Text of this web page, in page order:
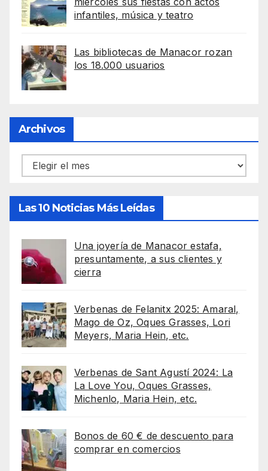
infantiles, música y teatro
Las bibliotecas de Manacor rozan
los 18.000 usuarios
Archivos
Archivos
Las 10 Noticias Más Leídas
Una joyería de Manacor estafa,
presuntamente, a sus clientes y
cierra
Verbenas de Felanitx 2025: Amaral,
Mago de Oz, Oques Grasses, Lori
Meyers, Maria Hein, etc.
Verbenas de Sant Agustí 2024: La
La Love You, Oques Grasses,
Michenlo, Maria Hein, etc.
Bonos de 60 € de descuento para
comprar en comercios